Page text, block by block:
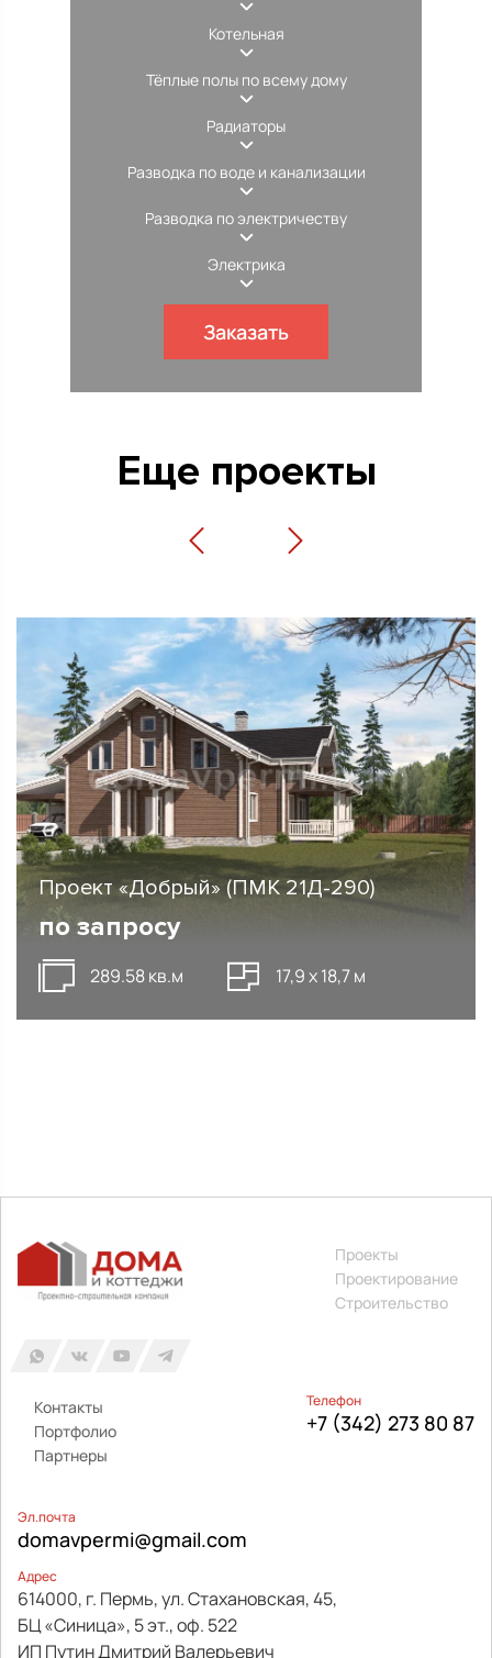
Котельная
Тёплые полы по всему дому
Радиаторы
Разводка по воде и канализации
Разводка по электричеству
Электрика
Заказать
Еще проекты
Проект «Добрый» (ПМК 21Д-290)
по запросу
289.58 кв.м 17,9 х 18,7 м
Проекты
Проектирование
Строительство
Контакты
Портфолио
Партнеры
Телефон
+7 (342) 273 80 87
Эл.почта
domavpermi@gmail.com
Адрес
614000, г. Пермь, ул. Стахановская, 45,
БЦ «Синица», 5 эт., оф. 522
ИП Путин Дмитрий Валерьевич